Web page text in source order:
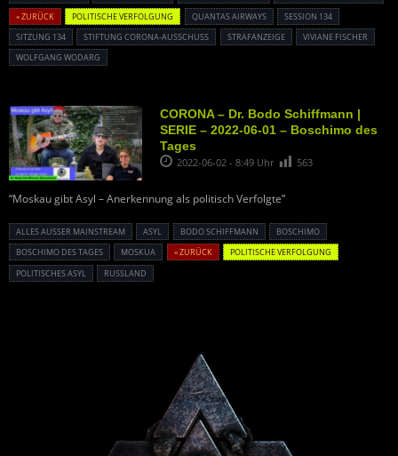
« ZURÜCK
POLITISCHE VERFOLGUNG QUANTAS AIRWAYS
SESSION 134
SITZUNG 134
STIFTUNG CORONA-AUSSCHUSS STRAFANZEIGE
VIVIANE FISCHER
WOLFGANG WODARG
CORONA – Dr. Bodo Schiffmann |
SERIE – 2022-06-01 – Boschimo des
Tages
2022-06-02 - 8:49 Uhr 563
“Moskau gibt Asyl – Anerkennung als politisch Verfolgte”
ALLES AUSSER MAINSTREAM ASYL BODO SCHIFFMANN
BOSCHIMO
BOSCHIMO DES TAGES
MOSKUA « ZURÜCK
POLITISCHE VERFOLGUNG
POLITISCHES ASYL
RUSSLAND
Powered By :